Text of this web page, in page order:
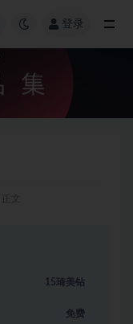
登录
15琦美钻
免费